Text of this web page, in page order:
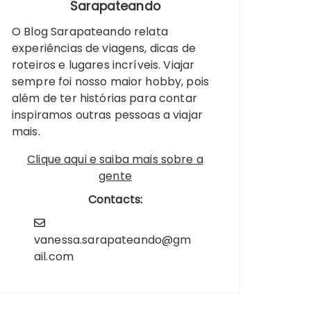
Sarapateando
O Blog Sarapateando relata
experiências de viagens, dicas de
roteiros e lugares incríveis. Viajar
sempre foi nosso maior hobby, pois
além de ter histórias para contar
inspiramos outras pessoas a viajar
mais.
Clique aqui e saiba mais sobre a
gente
Contacts:
vanessa.sarapateando@gm
ail.com